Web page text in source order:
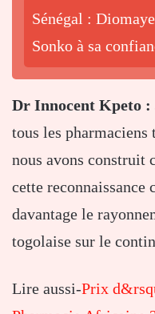
Sénégal :
Sonko à sa
Dr Innocent Kpeto :
tous les pharmaciens
nous avons construit
cette reconnaissance
davantage le
togolaise sur le
Lire aussi-Prix